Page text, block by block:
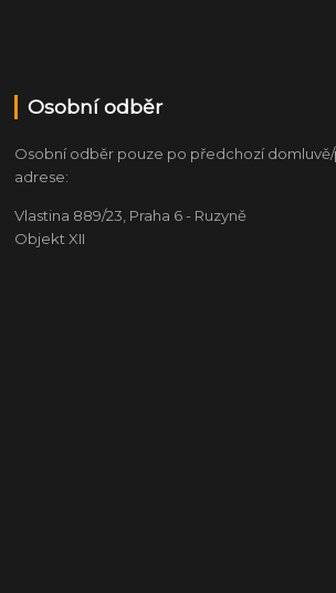
Osobní odběr
Osobní odběr pouze po předchozí
adrese:
Vlastina 889/23, Praha 6 - Ruzyně
Objekt XII